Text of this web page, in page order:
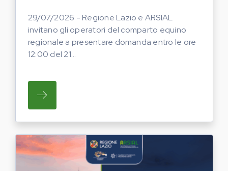
29/07/2026 - Regione Lazio e ARSIAL
invitano gli operatori del comparto equino
regionale a presentare domanda entro le ore
12:00 del 21...
SU REGIONE LAZIO E ARSIAL INVITANO